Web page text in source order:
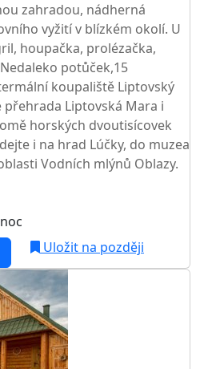
zahradou, nádherná
vyžití v blízkém okolí. U
houpačka, prolézačka,
potůček,15
koupaliště Liptovský
přehrada Liptovská Mara i
horských dvoutisícovek
i na hrad Lúčky, do muzea
Vodních mlýnů Oblazy.
Uložit na později